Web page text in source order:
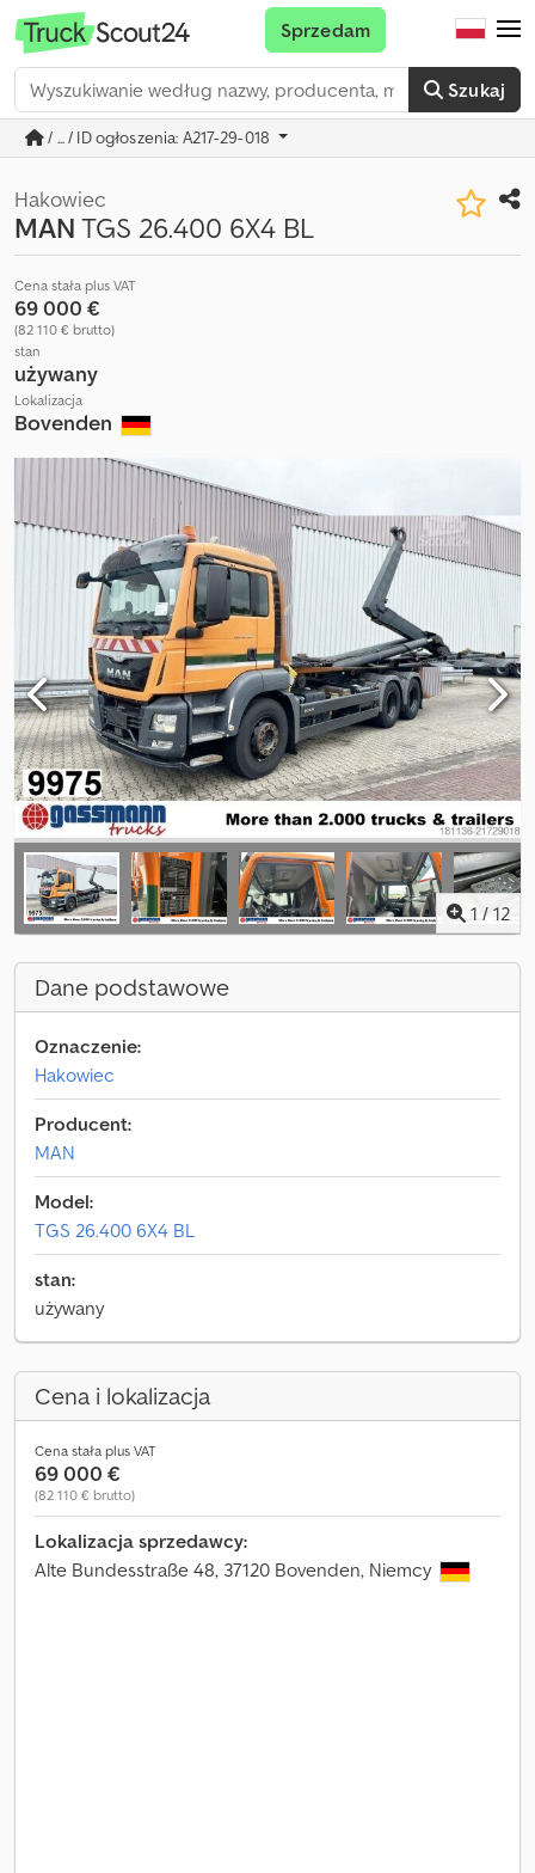
Szukaj
Sprzedam
/ ... / ID ogłoszenia: A217-29-018
Hakowiec
MANTGS 26.400 6X4 BL
Cena stała plus VAT
69 000 €
(82 110 € brutto)
stan
używany
Lokalizacja
Bovenden
1 / 12
Dane podstawowe
Oznaczenie:
Hakowiec
Producent:
MAN
Model:
TGS 26.400 6X4 BL
stan:
używany
Cena i lokalizacja
Cena stała plus VAT
69 000 €
(82 110 € brutto)
Lokalizacja sprzedawcy:
Alte Bundesstraße 48, 37120 Bovenden, Niemcy